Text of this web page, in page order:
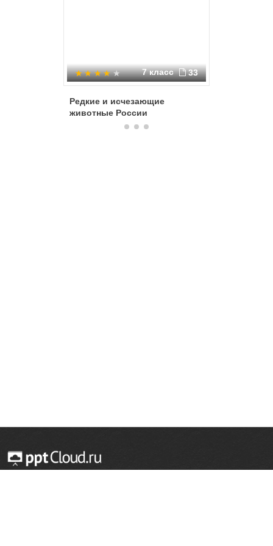
7 класс 33
Редкие и исчезающие
животные России